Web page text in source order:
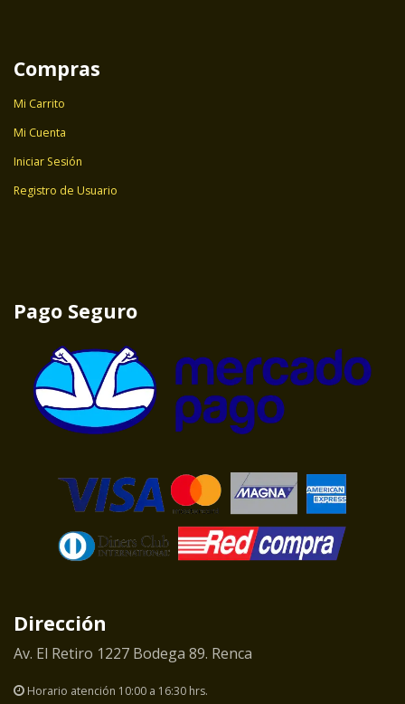
Compras
Mi Carrito
Mi Cuenta
Iniciar Sesión
Registro de Usuario
Pago Seguro
Dirección
Av. El Retiro 1227 Bodega 89. Renca
Horario atención 10:00 a 16:30 hrs.